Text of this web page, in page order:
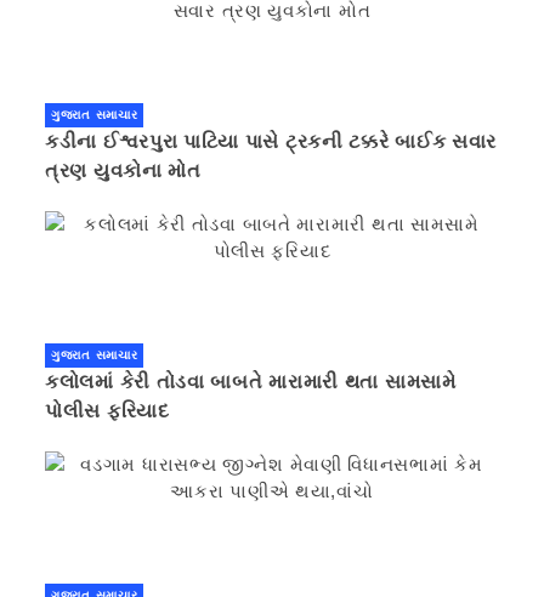
ગુજરાત સમાચાર
કડીના ઈશ્વરપુરા પાટિયા પાસે ટ્રકની ટક્કરે બાઈક સવાર
ત્રણ યુવકોના મોત
ગુજરાત સમાચાર
કલોલમાં કેરી તોડવા બાબતે મારામારી થતા સામસામે
પોલીસ ફરિયાદ